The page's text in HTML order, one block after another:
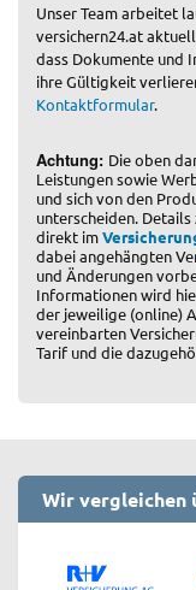
Unser Team arbeitet
versichern24.at
dass Dokumente und
ihre Gültigkeit
Kontaktformular.
Achtung: Die oben
Leistungen sowie
und sich von den
unterscheiden. Details
direkt im
dabei angehängten
und Änderungen
Informationen wird
der jeweilige (online)
vereinbarten
Tarif und die
Wir vergleichen